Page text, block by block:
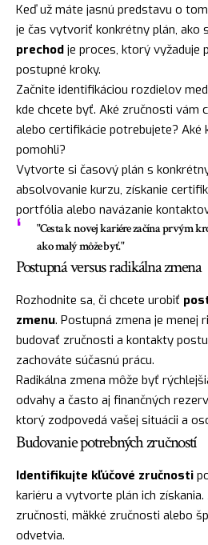
Keď už máte jasnú predstavu o
je čas vytvoriť konkrétny plán, ako
prechod je proces, ktorý vyžaduje
postupné kroky.
Začnite identifikáciou rozdielov
kde chcete byť. Aké zručnosti vám
alebo certifikácie potrebujete? Aké
pomohli?
Vytvorte si časový plán s
absolvovanie kurzu, získanie
portfólia alebo navázanie
"Cesta k novej kariére začína prvým
ako malý môže byť."
Postupná versus radikálna zmena
Rozhodnite sa, či chcete urobiť
zmenu. Postupná zmena je menej
budovať zručnosti a kontakty
zachováte súčasnú prácu.
Radikálna zmena môže byť
odvahy a často aj finančných
ktorý zodpovedá vašej situácii a
Budovanie potrebných zručností
Identifikujte kľúčové zručnosti
kariéru a vytvorte plán ich
zručnosti, mäkké zručnosti alebo
odvetvia.